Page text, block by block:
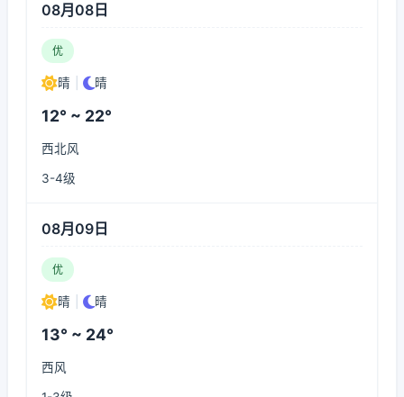
08月08日
优
晴 晴
12° ~ 22°
西北风
3-4级
08月09日
优
晴 晴
13° ~ 24°
西风